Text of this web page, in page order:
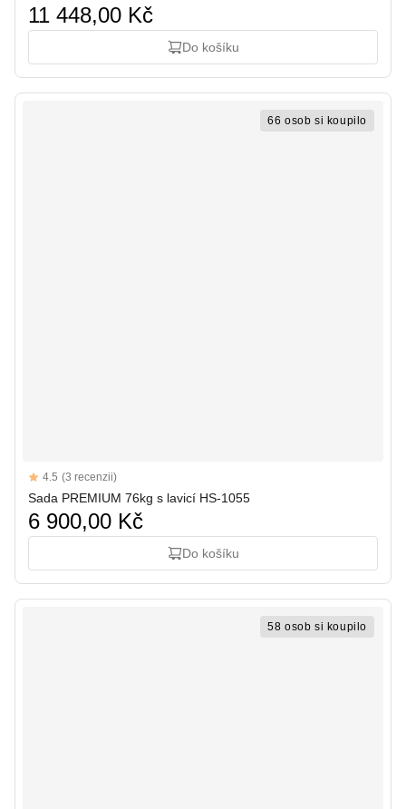
11 448,00 Kč
Do košíku
66 osob si koupilo
Reviews
4.5 out of 5 stars
4.5 (3 recenzii)
Sada PREMIUM 76kg s lavicí HS-1055
6 900,00 Kč
Do košíku
58 osob si koupilo